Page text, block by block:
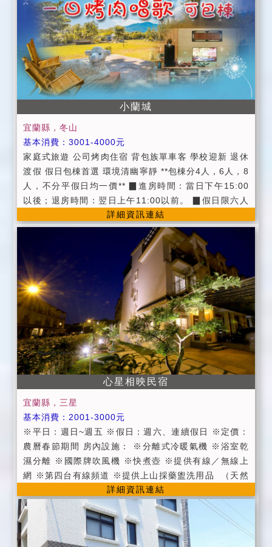
出示您的證件，以便我們登記，在辦理登記的同時，也
請您將住宿費一併繳交。 ●出示學生證每房優惠100元
(限平日使用)。 ●為維護住宿品質，請依房型人數進住，
如需加人，請事先告知，入住當天恕不受理加人服務。
●為保障入住房客安全，不接受房客以外人士入內參觀。
※為符合環保及垃圾減量，個人衛生用品(毛巾、牙刷、
牙膏...)請盡量自備【我們備有個人衛生用品】。 ※室內
全面禁菸，若欲吸煙，請至陽台或室外。 ●為維護住宿
寧，請每位遊客保持輕聲細語，相互尊重住宿空間上的
安寧。 ●個人貴重物品、請自行妥善保管、如有遺失，
恕不負責，敬請見諒。 ●延期住宿：請於住宿前一週告
知，將可辦理退費或保留訂金三個月，並於期限內擇期
住宿。
小蘭城
宜蘭縣，冬山
基本消費：3001-4000元
家庭式旅遊 公司烤肉住宿 背包族單車客 學校迎新 退休
渡假 假日包棟首選 環境清幽寧靜 **包棟分4人，6人，8
人，不分平假日均一價** ▉進房時間：當日下午15:00
以後；退房時間：翌日上午11:00以前。 ▉假日限六人
以上包棟唷(可電洽彈性調整)!! ▉加床墊可睡至12人。
▉提供早餐服務。 ▉附卡拉OK。 ▉廚房可使用。 ▉可
預約下午茶和烤肉(食品需自備)。 ▉免費提供白米煮食
詳細資訊連結
心星相映民宿
宜蘭縣，三星
基本消費：2001-3000元
※平日：週日~週五 ※假日：週六、連續假日 ※定價：
農曆春節期間 房內設施： ※分離式冷暖氣機 ※浴室乾
濕分離 ※國際牌吹風機 ※快煮壺 ※提供有線／無線上
網 ※第四台有線頻道 ※提供上山採藥盥洗用品  （天然
有機洗髮精、潤髮乳、沐浴乳、牙刷、牙膏、 浴帽、長
柄梳、刮鬍刀、刮鬍膏、棉花棒） ※星級飯店毛巾 ※早
餐時段為08：30～10：00提供中式或西式無菜單早餐
（如有吃素請提早二日告知我們） ※下午茶時段為15:0
詳細資訊連結